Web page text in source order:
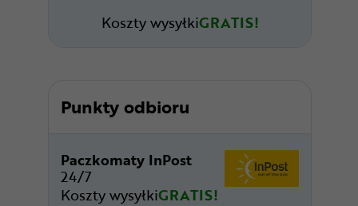
Koszty wysyłkiGRATIS!
Punkty odbioru
Paczkomaty InPost
24/7
Koszty wysyłkiGRATIS!